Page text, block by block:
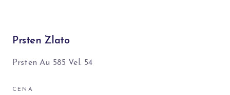
Prsten Zlato
Prsten Au 585 Vel. 54
CENA